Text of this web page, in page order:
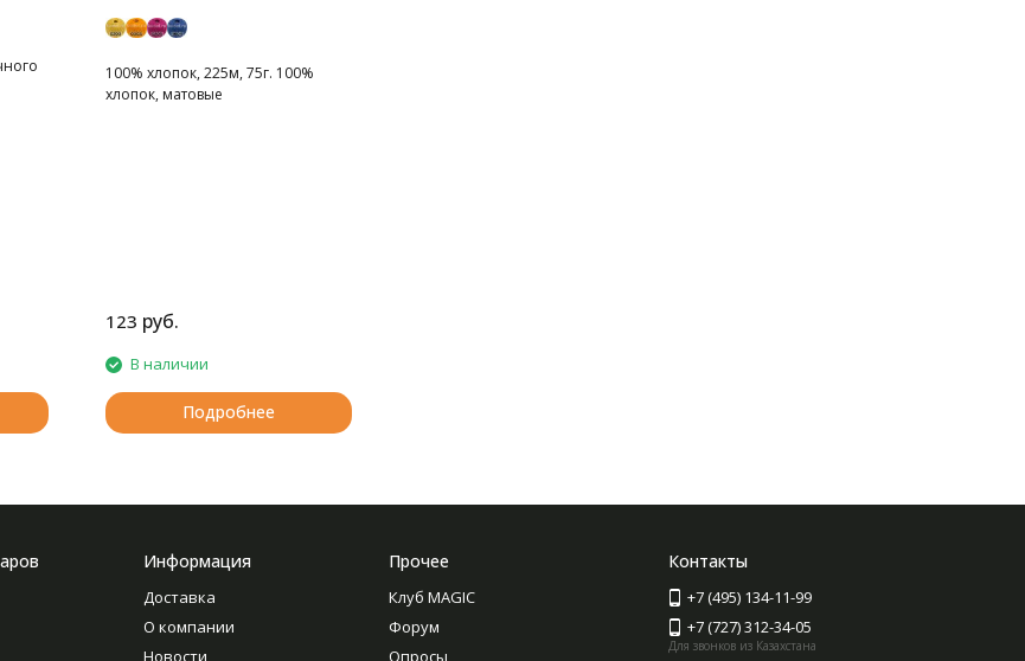
100% хлопок, 225м, 75г. 100%
хлопок, матовые
123 руб.
В наличии
Подробнее
Информация
Доставка
О компании
Новости
Прочее
Клуб MAGIC
Форум
Опросы
Контакты
+7 (495) 134-11-99
+7 (727) 312-34-05
Для звонков из Казахстана